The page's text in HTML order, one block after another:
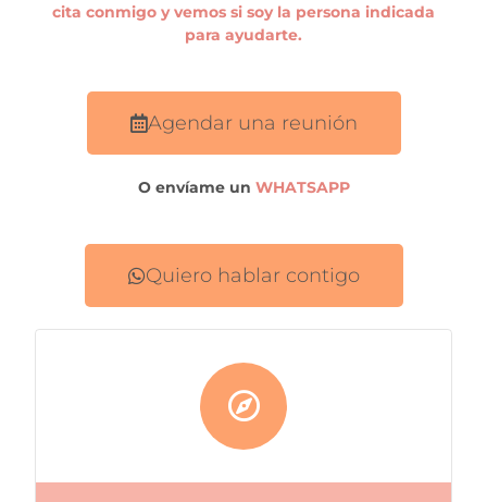
cita conmigo y vemos si soy la persona indicada
para ayudarte.
Agendar una reunión
O envíame un WHATSAPP
Quiero hablar contigo